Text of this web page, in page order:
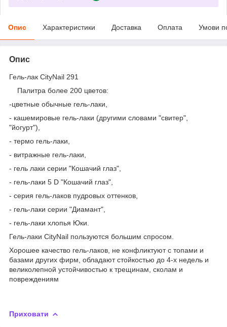
Опис Характеристики Доставка Оплата Умови
Опис
Гель-лак CityNail 291
Палитра более 200 цветов:
-цветные обычные гель-лаки,
- кашемировые гель-лаки (другими словами "свитер",
"йогурт"),
- термо гель-лаки,
- витражные гель-лаки,
- гель лаки серии "Кошачий глаз",
- гель-лаки 5 D "Кошачий глаз",
- серия гель-лаков пудровых оттенков,
- гель-лаки серии "Диамант",
- гель-лаки хлопья Юки.
Гель-лаки CityNail пользуются большим спросом.
Хорошее качество гель-лаков, не конфликтуют с топами и
базами других фирм, обладают стойкостью до 4-х недель и
великолепной устойчивостью к трещинам, сколам и
повреждениям
Приховати